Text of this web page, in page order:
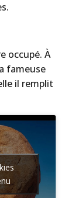
occupé. À
fameuse
il remplit